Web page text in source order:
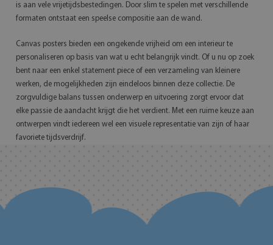
is aan vele vrijetijdsbestedingen. Door slim te spelen met verschillende
formaten ontstaat een speelse compositie aan de wand.
Canvas posters bieden een ongekende vrijheid om een interieur te
personaliseren op basis van wat u echt belangrijk vindt. Of u nu op zoek
bent naar een enkel statement piece of een verzameling van kleinere
werken, de mogelijkheden zijn eindeloos binnen deze collectie. De
zorgvuldige balans tussen onderwerp en uitvoering zorgt ervoor dat
elke passie de aandacht krijgt die het verdient. Met een ruime keuze aan
ontwerpen vindt iedereen wel een visuele representatie van zijn of haar
favoriete tijdsverdrijf.